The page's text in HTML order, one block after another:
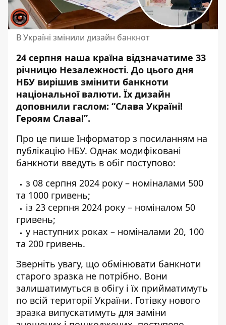
В Україні змінили дизайн банкнот
24 серпня наша країна відзначатиме 33
річницю Незалежності. До цього дня
НБУ вирішив змінити банкноти
національної валюти. Їх дизайн
доповнили гаслом: “Слава Україні!
Героям Слава!”.
Про це пише Інформатор з посиланням на
публікацію НБУ. Однак модифіковані
банкноти введуть в обіг поступово:
з 08 серпня 2024 року – номіналами 500
та 1000 гривень;
із 23 серпня 2024 року – номіналом 50
гривень;
у наступних роках – номіналами 20, 100
та 200 гривень.
Зверніть увагу, що обмінювати банкноти
старого зразка не потрібно. Вони
залишатимуться в обігу і їх прийматимуть
по всій території України. Готівку нового
зразка випускатимуть для заміни